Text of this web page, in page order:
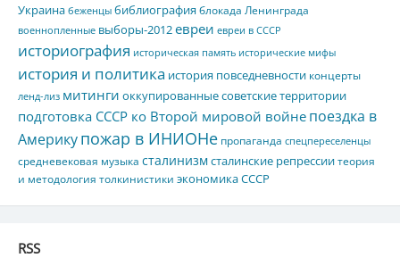
Украина беженцы библиография блокада Ленинграда
военнопленные выборы-2012евреи евреи в СССР
историография историческая память исторические мифы
история и политика история повседневности концерты
ленд-лиз митинги оккупированные советские территории
подготовка СССР ко Второй мировой войнепоездка в
Америкупожар в ИНИОНе пропаганда спецпереселенцы
средневековая музыка сталинизмсталинские репрессиитеория
и методология толкинистики экономика СССР
RSS